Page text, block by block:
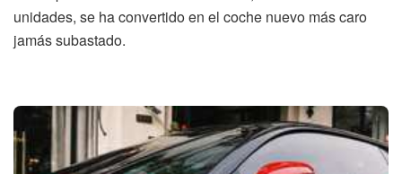
unidades, se ha convertido en el coche nuevo más caro
jamás subastado.